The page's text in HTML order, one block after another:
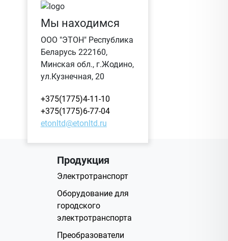
Мы находимся
ООО "ЭТОН" Республика
Беларусь 222160,
Минская обл., г.Жодино,
ул.Кузнечная, 20
+375(1775)4-11-10
+375(1775)6-77-04
etonltd@etonltd.ru
Продукция
Электротранспорт
Оборудование для
городского
электротранспорта
Преобразователи